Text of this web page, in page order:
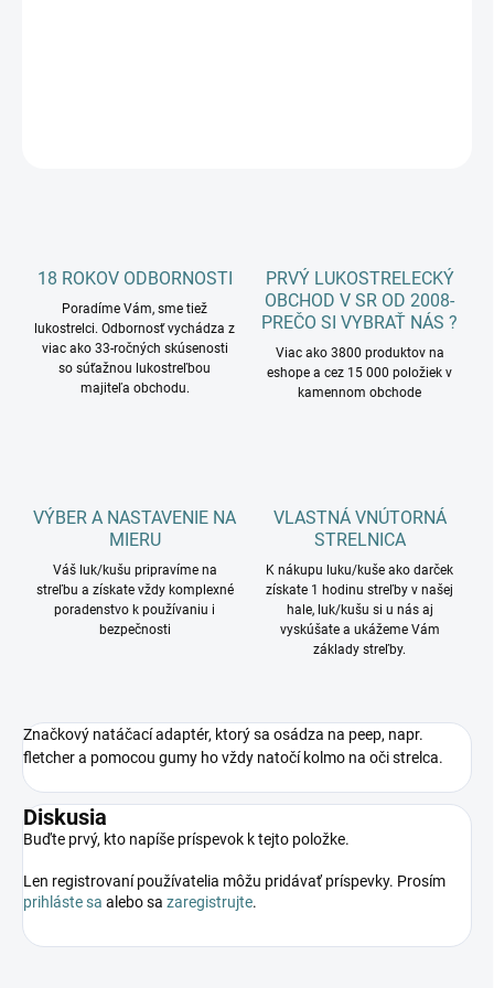
18 ROKOV ODBORNOSTI
Poradíme Vám, sme tiež
lukostrelci. Odbornosť vychádza z
viac ako 33-ročných skúsenosti
so súťažnou lukostreľbou
majiteľa obchodu.
PRVÝ LUKOSTRELECKÝ
OBCHOD V SR OD 2008-
PREČO SI VYBRAŤ NÁS ?
Viac ako 3800 produktov na
eshope a cez 15 000 položiek v
kamennom obchode
VÝBER A NASTAVENIE NA
MIERU
Váš luk/kušu pripravíme na
streľbu a získate vždy komplexné
poradenstvo k používaniu i
bezpečnosti
VLASTNÁ VNÚTORNÁ
STRELNICA
K nákupu luku/kuše ako darček
získate 1 hodinu streľby v našej
hale, luk/kušu si u nás aj
vyskúšate a ukážeme Vám
základy streľby.
Značkový natáčací adaptér, ktorý sa osádza na peep, napr.
fletcher a pomocou gumy ho vždy natočí kolmo na oči strelca.
Diskusia
Buďte prvý, kto napíše príspevok k tejto položke.
Len registrovaní používatelia môžu pridávať príspevky. Prosím
prihláste sa alebo sa zaregistrujte.